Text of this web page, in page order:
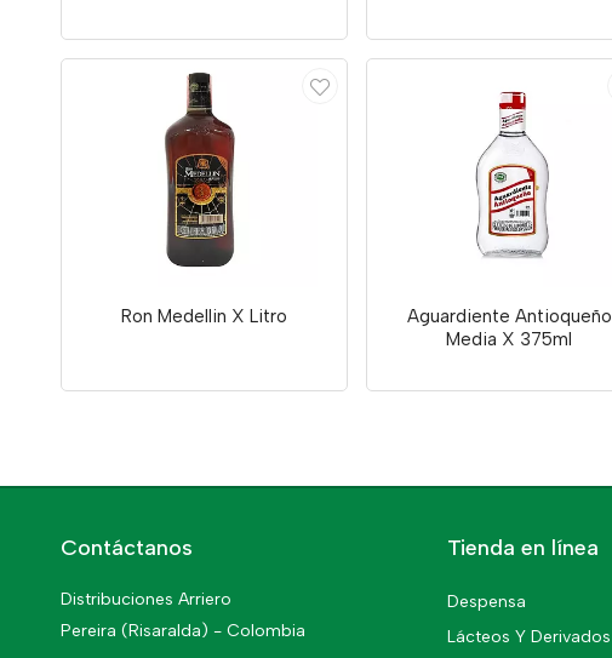
Ron Medellin X Litro
Aguardiente Antioqueño
Media X 375ml
Contáctanos
Distribuciones Arriero
Pereira (Risaralda) - Colombia
Tienda en línea
Despensa
Lácteos Y Derivados